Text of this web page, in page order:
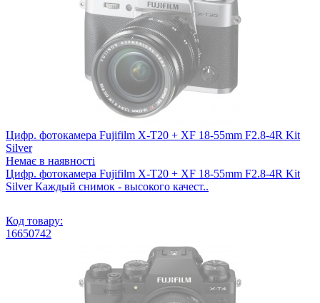
Цифр. фотокамера Fujifilm X-T20 + XF 18-55mm F2.8-4R Kit
Silver
Немає в наявності
Цифр. фотокамера Fujifilm X-T20 + XF 18-55mm F2.8-4R Kit
Silver Каждый снимок - высокого качест..
Код товару:
16650742